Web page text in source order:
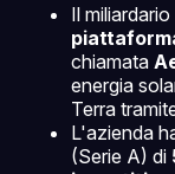
Il
chiamata
energia
Terra
L'azienda
(Serie A) di